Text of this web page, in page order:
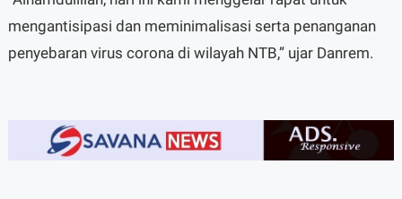
mengantisipasi dan meminimalisasi serta penanganan
penyebaran virus corona di wilayah NTB,” ujar Danrem.